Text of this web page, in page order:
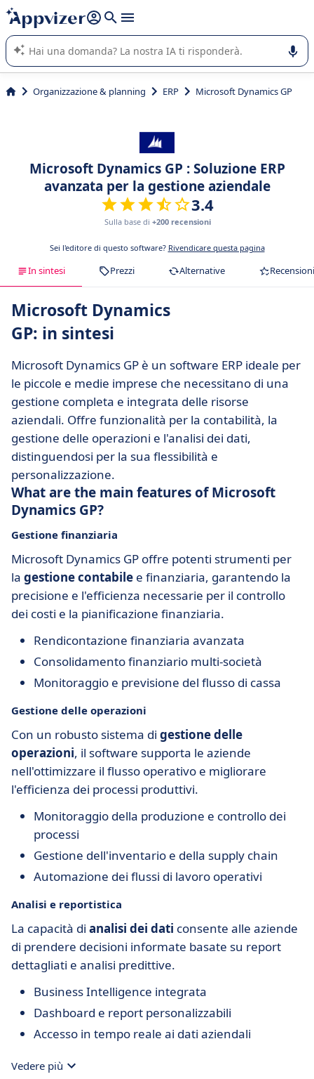
righe con
shift + enter
L'IA di Appvizer vi guida nell'utilizzo o nella scelta di un
software SaaS per la vostra azienda.
Organizzazione & planning ERP Microsoft Dynamics GP
Microsoft Dynamics GP : Soluzione ERP
avanzata per la gestione aziendale
3.4
Sulla base di +200 recensioni
Sei l'editore di questo software? Rivendicare questa pagina
In sintesi Prezzi Alternative Recensioni
Microsoft Dynamics
GP: in sintesi
Microsoft Dynamics GP è un software ERP ideale per
le piccole e medie imprese che necessitano di una
gestione completa e integrata delle risorse
aziendali. Offre funzionalità per la contabilità, la
gestione delle operazioni e l'analisi dei dati,
distinguendosi per la sua flessibilità e
personalizzazione.
What are the main features of Microsoft
Dynamics GP?
Gestione finanziaria
Microsoft Dynamics GP offre potenti strumenti per
la gestione contabile e finanziaria, garantendo la
precisione e l'efficienza necessarie per il controllo
dei costi e la pianificazione finanziaria.
Rendicontazione finanziaria avanzata
Consolidamento finanziario multi-società
Monitoraggio e previsione del flusso di cassa
Gestione delle operazioni
Con un robusto sistema di gestione delle
operazioni, il software supporta le aziende
nell'ottimizzare il flusso operativo e migliorare
l'efficienza dei processi produttivi.
Monitoraggio della produzione e controllo dei
processi
Gestione dell'inventario e della supply chain
Automazione dei flussi di lavoro operativi
Analisi e reportistica
La capacità di analisi dei dati consente alle aziende
di prendere decisioni informate basate su report
dettagliati e analisi predittive.
Business Intelligence integrata
Dashboard e report personalizzabili
Accesso in tempo reale ai dati aziendali
Vedere più